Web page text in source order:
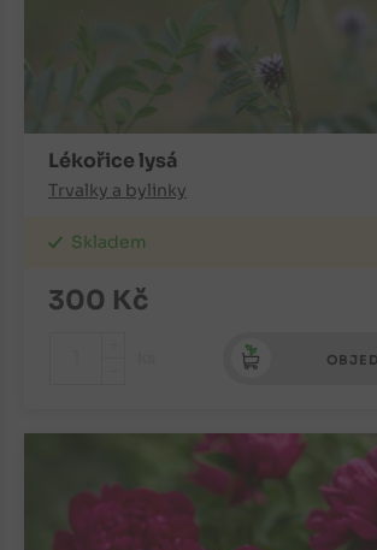
Lékořice lysá
Trvalky a bylinky
Skladem
300 Kč